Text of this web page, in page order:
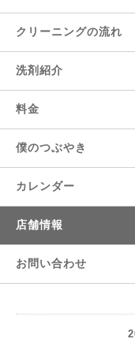
クリーニングの流れ
洗剤紹介
料金
僕のつぶやき
カレンダー
店舗情報
お問い合わせ